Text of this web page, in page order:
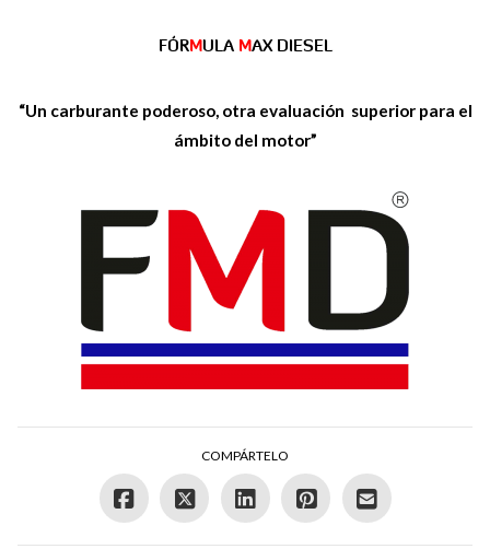
FÓRMULA MAX DIESEL
“Un carburante poderoso, otra evaluación superior para el
ámbito del motor”
COMPÁRTELO